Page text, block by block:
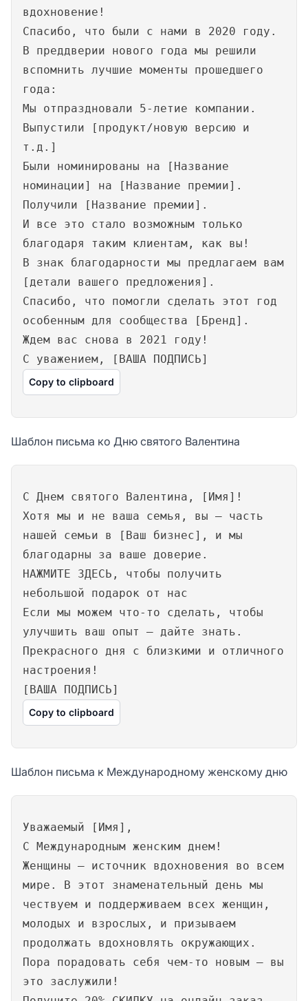
вдохновение!
Спасибо, что были с нами в 2020 году.
В преддверии нового года мы решили
вспомнить лучшие моменты прошедшего
года:
Мы отпраздновали 5-летие компании.
Выпустили [продукт/новую версию и
т.д.]
Были номинированы на [Название
номинации] на [Название премии].
Получили [Название премии].
И все это стало возможным только
благодаря таким клиентам, как вы!
В знак благодарности мы предлагаем вам
[детали вашего предложения].
Спасибо, что помогли сделать этот год
особенным для сообщества [Бренд].
Ждем вас снова в 2021 году!
С уважением, [ВАША ПОДПИСЬ]
Copy to clipboard
Шаблон письма ко Дню святого Валентина
С Днем святого Валентина, [Имя]!
Хотя мы и не ваша семья, вы — часть
нашей семьи в [Ваш бизнес], и мы
благодарны за ваше доверие.
НАЖМИТЕ ЗДЕСЬ, чтобы получить
небольшой подарок от нас
Если мы можем что-то сделать, чтобы
улучшить ваш опыт — дайте знать.
Прекрасного дня с близкими и отличного
настроения!
[ВАША ПОДПИСЬ]
Copy to clipboard
Шаблон письма к Международному женскому дню
Уважаемый [Имя],
С Международным женским днем!
Женщины — источник вдохновения во всем
мире. В этот знаменательный день мы
чествуем и поддерживаем всех женщин,
молодых и взрослых, и призываем
продолжать вдохновлять окружающих.
Пора порадовать себя чем-то новым — вы
это заслужили!